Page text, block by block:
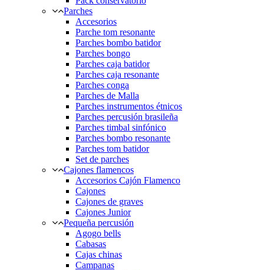
Parches
Accesorios
Parche tom resonante
Parches bombo batidor
Parches bongo
Parches caja batidor
Parches caja resonante
Parches conga
Parches de Malla
Parches instrumentos étnicos
Parches percusión brasileña
Parches timbal sinfónico
Parches bombo resonante
Parches tom batidor
Set de parches
Cajones flamencos
Accesorios Cajón Flamenco
Cajones
Cajones de graves
Cajones Junior
Pequeña percusión
Agogo bells
Cabasas
Cajas chinas
Campanas